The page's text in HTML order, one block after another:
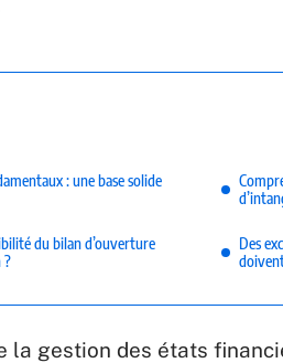
: une base solide
du bilan d’ouverture
?
Des
la gestion des états